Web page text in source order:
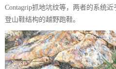
Contagrip抓地坑纹等，两者的系统
登山鞋结构的越野跑鞋。